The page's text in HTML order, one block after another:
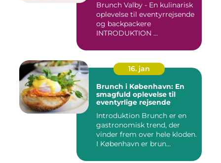
Brunch Valby - En kulinarisk
oplevelse til eventyrrejsende
og backpackere
INTRODUKTION ...
16. jan
Brunch i København: En
smagfuld oplevelse til
eventyrlige rejsende
Introduktion Brunch er en
gastronomisk trend, der
vinder frem over hele kloden.
I København er brun...